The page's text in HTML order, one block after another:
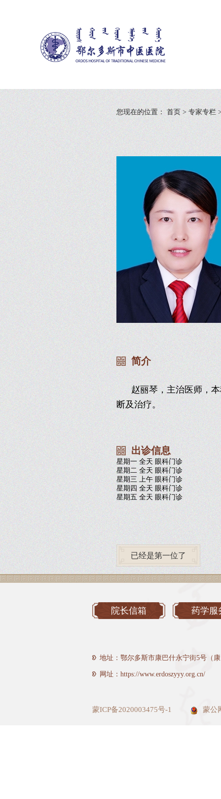
您现在的位置： 首页>专家专栏
简介
赵丽琴，主治医师，本科
断及治疗。
出诊信息
星期一 全天 眼科门诊
星期二 全天 眼科门诊
星期三 上午 眼科门诊
星期四 全天 眼科门诊
星期五 全天 眼科门诊
已经是第一位了
院长信箱 药学服
地址：鄂尔多斯市康巴什永宁街5号（
网址：https://www.erdoszyyy.org.cn/
蒙ICP备2020003475号-1 蒙公